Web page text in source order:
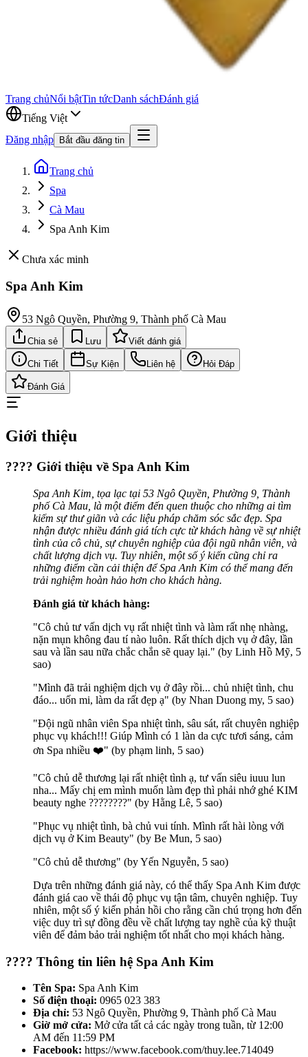
Trang chủNổi bậtTin tứcDanh sáchĐánh giá
Tiếng Việt
Đăng nhập
Bắt đầu đăng tin
Trang chủ
Spa
Cà Mau
Spa Anh Kim
Chưa xác minh
Spa Anh Kim
53 Ngô Quyền, Phường 9, Thành phố Cà Mau
Chia sẻ Lưu Viết đánh giá
Chi Tiết Sự Kiện Liên hệ Hỏi Đáp
Đánh Giá
Giới thiệu
???? Giới thiệu về Spa Anh Kim
Spa Anh Kim, tọa lạc tại 53 Ngô Quyền, Phường 9, Thành
phố Cà Mau, là một điểm đến quen thuộc cho những ai tìm
kiếm sự thư giãn và các liệu pháp chăm sóc sắc đẹp. Spa
nhận được nhiều đánh giá tích cực từ khách hàng về sự nhiệt
tình của cô chủ, sự chuyên nghiệp của đội ngũ nhân viên, và
chất lượng dịch vụ. Tuy nhiên, một số ý kiến cũng chỉ ra
những điểm cần cải thiện để Spa Anh Kim có thể mang đến
trải nghiệm hoàn hảo hơn cho khách hàng.
Đánh giá từ khách hàng:
"Cô chủ tư vấn dịch vụ rất nhiệt tình và làm rất nhẹ nhàng,
nặn mụn không đau tí nào luôn. Rất thích dịch vụ ở đây, lần
sau và lần sau nữa chắc chắn sẽ quay lại." (by Linh Hồ Mỹ, 5
sao)
"Mình đã trải nghiệm dịch vụ ở đây rồi... chủ nhiệt tình, chu
đáo... uốn mi, làm da rất đẹp ạ" (by Nhan Duong my, 5 sao)
"Đội ngũ nhân viên Spa nhiệt tình, sâu sát, rất chuyên nghiệp
phục vụ khách!!! Giúp Mình có 1 làn da cực tươi sáng, cảm
ơn Spa nhiều ❤️" (by phạm linh, 5 sao)
"Cô chủ dễ thương lại rất nhiệt tình ạ, tư vấn siêu iuuu lun
nha... Mấy chị em mình muốn làm đẹp thì phải nhớ ghé KIM
beauty nghe ????????" (by Hằng Lê, 5 sao)
"Phục vụ nhiệt tình, bà chủ vui tính. Mình rất hài lòng với
dịch vụ ở Kim Beauty" (by Be Mun, 5 sao)
"Cô chủ dễ thương" (by Yến Nguyễn, 5 sao)
Dựa trên những đánh giá này, có thể thấy Spa Anh Kim được
đánh giá cao về thái độ phục vụ tận tâm, chuyên nghiệp. Tuy
nhiên, một số ý kiến phản hồi cho rằng cần chú trọng hơn đến
việc duy trì sự đồng đều về chất lượng tay nghề của kỹ thuật
viên để đảm bảo trải nghiệm tốt nhất cho mọi khách hàng.
???? Thông tin liên hệ Spa Anh Kim
Tên Spa: Spa Anh Kim
Số điện thoại: 0965 023 383
Địa chỉ: 53 Ngô Quyền, Phường 9, Thành phố Cà Mau
Giờ mở cửa: Mở cửa tất cả các ngày trong tuần, từ 12:00
AM đến 11:59 PM
Facebook: https://www.facebook.com/thuy.lee.714049